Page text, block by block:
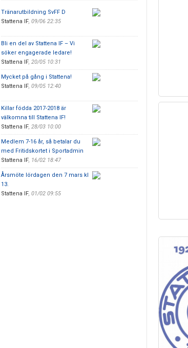
Tränarutbildning SvFF D
Stattena IF, 09/06 22:35
Bli en del av Stattena IF – Vi
söker engagerade ledare!
Stattena IF, 20/05 10:31
Mycket på gång i Stattena!
Stattena IF, 09/05 12:40
Killar födda 2017-2018 är
välkomna till Stattena IF!
Stattena IF, 28/03 10:00
Medlem 7-16 år, så betalar du
med Fritidskortet i Sportadmin
Stattena IF, 16/02 18:47
Årsmöte lördagen den 7 mars kl
13.
Stattena IF, 01/02 09:55